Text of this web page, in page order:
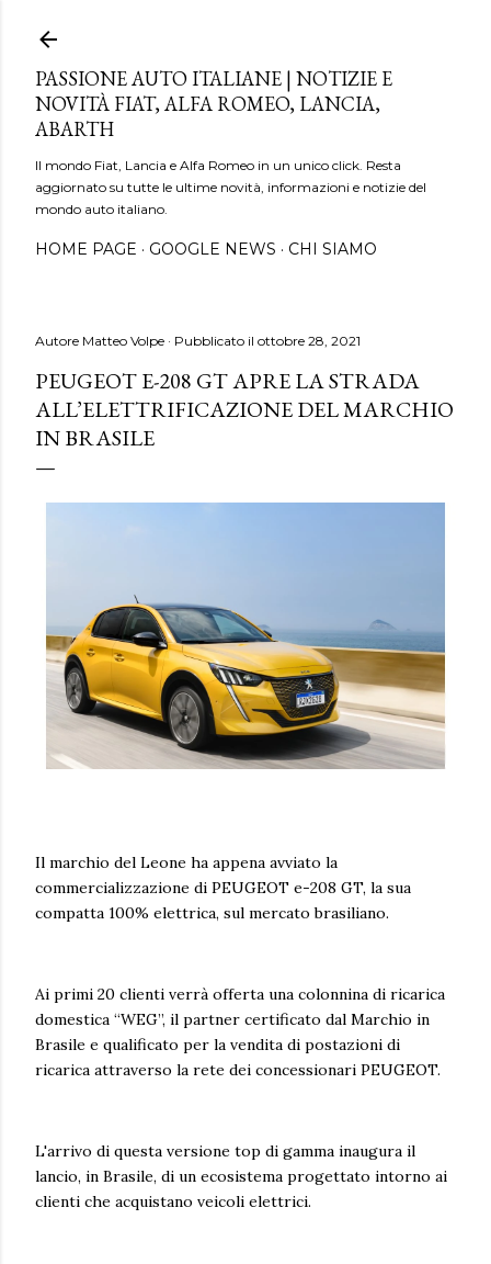
PASSIONE AUTO ITALIANE | NOTIZIE E
NOVITÀ FIAT, ALFA ROMEO, LANCIA,
ABARTH
Il mondo Fiat, Lancia e Alfa Romeo in un unico click. Resta
aggiornato su tutte le ultime novità, informazioni e notizie del
mondo auto italiano.
HOME PAGE GOOGLE NEWS CHI SIAMO
Autore Matteo Volpe Pubblicato il ottobre 28, 2021
PEUGEOT E-208 GT APRE LA STRADA
ALL’ELETTRIFICAZIONE DEL MARCHIO
IN BRASILE
Il marchio del Leone ha appena avviato la
commercializzazione di PEUGEOT e-208 GT, la sua
compatta 100% elettrica, sul mercato brasiliano.
Ai primi 20 clienti verrà offerta una colonnina di ricarica
domestica “WEG”, il partner certificato dal Marchio in
Brasile e qualificato per la vendita di postazioni di
ricarica attraverso la rete dei concessionari PEUGEOT.
L'arrivo di questa versione top di gamma inaugura il
lancio, in Brasile, di un ecosistema progettato intorno ai
clienti che acquistano veicoli elettrici.